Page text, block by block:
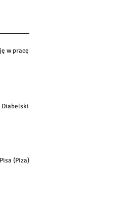
w pracę?
(Piza)